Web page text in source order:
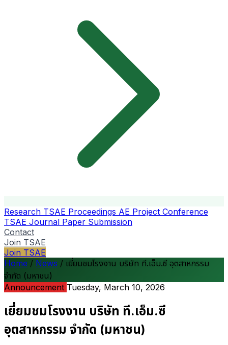
Research TSAE Proceedings AE Project Conference
TSAE Journal Paper Submission
Contact
Join TSAE
Join TSAE
Home / News / เยี่ยมชมโรงงาน บริษัท ที.เอ็ม.ซี อุตสาหกรรม
จำกัด (มหาชน)
Announcement Tuesday, March 10, 2026
เยี่ยมชมโรงงาน บริษัท ที.เอ็ม.ซี
อุตสาหกรรม จำกัด (มหาชน)